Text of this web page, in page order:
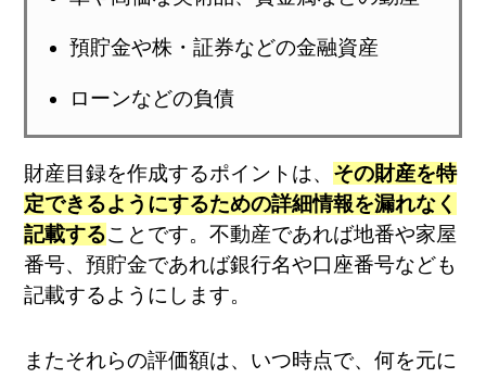
預貯金や株・証券などの金融資産
ローンなどの負債
財産目録を作成するポイントは、 その財産を特
定できるようにするための詳細情報を漏れなく
記載することです。不動産であれば地番や家屋
番号、預貯金であれば銀行名や口座番号なども
記載するようにします。
またそれらの評価額は、いつ時点で、何を元に